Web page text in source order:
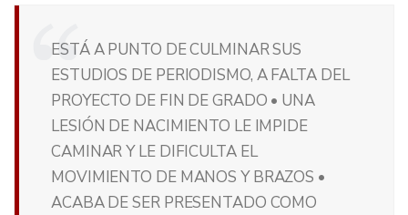
ESTÁ A PUNTO DE CULMINAR SUS
ESTUDIOS DE PERIODISMO, A FALTA DEL
PROYECTO DE FIN DE GRADO • UNA
LESIÓN DE NACIMIENTO LE IMPIDE
CAMINAR Y LE DIFICULTA EL
MOVIMIENTO DE MANOS Y BRAZOS •
ACABA DE SER PRESENTADO COMO